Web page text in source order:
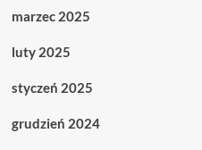
marzec 2025
luty 2025
styczeń 2025
grudzień 2024